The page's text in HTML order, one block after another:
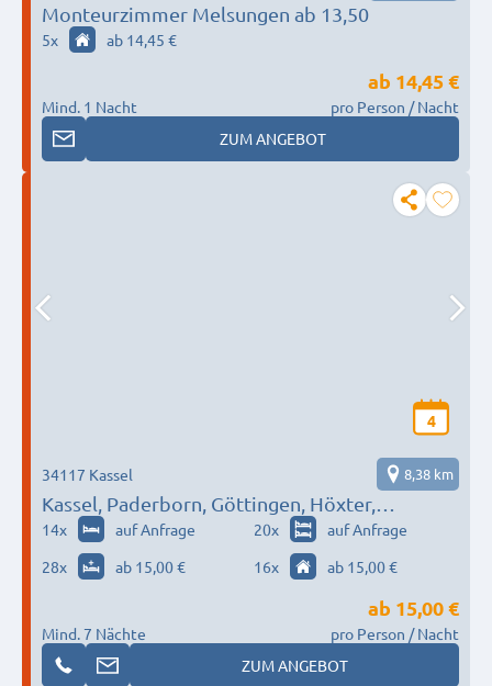
Monteurzimmer Melsungen ab 13,50
5x ab 14,45 €
Mind. 1 Nacht
ab 14,45 €
pro Person / Nacht
ZUM ANGEBOT
4
Kassel, Paderborn, Göttingen, Höxter,
Marburg…
34117 Kassel 8,38 km
14x auf Anfrage 20x
auf Anfrage
28x ab 15,00 € 16x ab 15,00 €
Mind. 7 Nächte
ab 15,00 €
pro Person / Nacht
ZUM ANGEBOT